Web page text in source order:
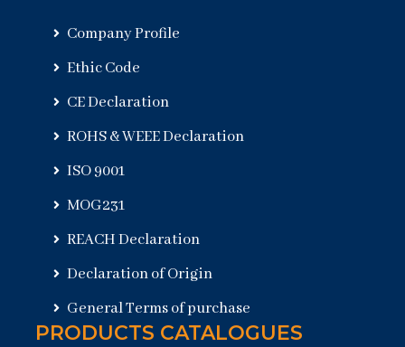
Company Profile
Ethic Code
CE Declaration
ROHS & WEEE Declaration
ISO 9001
MOG231
REACH Declaration
Declaration of Origin
General Terms of purchase
PRODUCTS CATALOGUES